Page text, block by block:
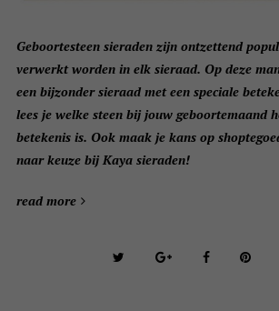
Geboortesteen sieraden zijn ontzettend
verwerkt worden in elk sieraad. Op deze
een bijzonder sieraad met een speciale
lees je welke steen bij jouw geboortemaand
betekenis is. Ook maak je kans op
naar keuze bij Kaya sieraden!
read more